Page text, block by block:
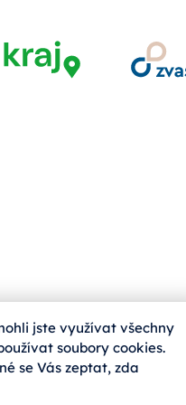
jste využívat všechny
soubory cookies.
se Vás zeptat, zda